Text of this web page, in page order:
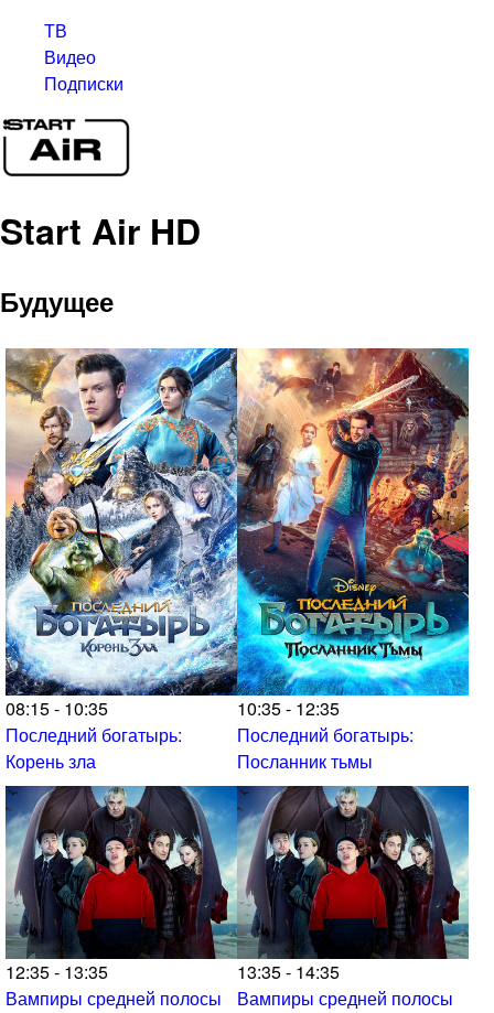
ТВ
Видео
Подписки
Start Air HD
Будущее
08:15 - 10:35
Последний богатырь:
Корень зла
10:35 - 12:35
Последний богатырь:
Посланник тьмы
12:35 - 13:35
Вампиры средней полосы
13:35 - 14:35
Вампиры средней полосы